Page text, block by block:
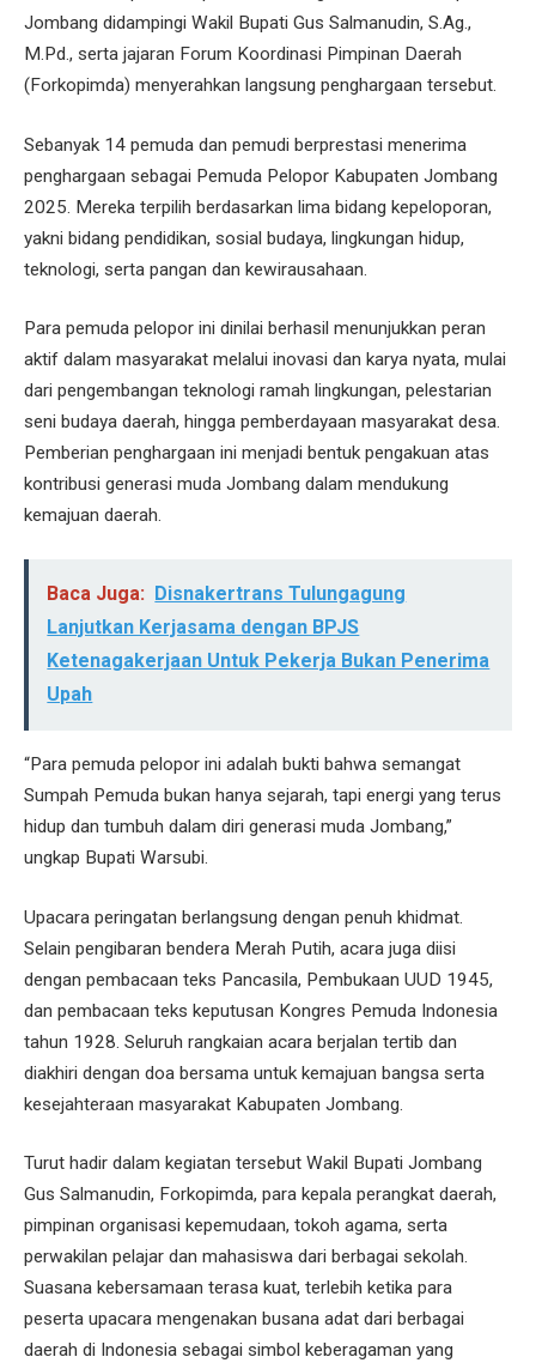
Jombang didampingi Wakil Bupati Gus Salmanudin, S.Ag.,
M.Pd., serta jajaran Forum Koordinasi Pimpinan Daerah
(Forkopimda) menyerahkan langsung penghargaan tersebut.
Sebanyak 14 pemuda dan pemudi berprestasi menerima
penghargaan sebagai Pemuda Pelopor Kabupaten Jombang
2025. Mereka terpilih berdasarkan lima bidang kepeloporan,
yakni bidang pendidikan, sosial budaya, lingkungan hidup,
teknologi, serta pangan dan kewirausahaan.
Para pemuda pelopor ini dinilai berhasil menunjukkan peran
aktif dalam masyarakat melalui inovasi dan karya nyata, mulai
dari pengembangan teknologi ramah lingkungan, pelestarian
seni budaya daerah, hingga pemberdayaan masyarakat desa.
Pemberian penghargaan ini menjadi bentuk pengakuan atas
kontribusi generasi muda Jombang dalam mendukung
kemajuan daerah.
Baca Juga:
Disnakertrans Tulungagung
Lanjutkan Kerjasama dengan BPJS
Ketenagakerjaan Untuk Pekerja Bukan Penerima
Upah
“Para pemuda pelopor ini adalah bukti bahwa semangat
Sumpah Pemuda bukan hanya sejarah, tapi energi yang terus
hidup dan tumbuh dalam diri generasi muda Jombang,”
ungkap Bupati Warsubi.
Upacara peringatan berlangsung dengan penuh khidmat.
Selain pengibaran bendera Merah Putih, acara juga diisi
dengan pembacaan teks Pancasila, Pembukaan UUD 1945,
dan pembacaan teks keputusan Kongres Pemuda Indonesia
tahun 1928. Seluruh rangkaian acara berjalan tertib dan
diakhiri dengan doa bersama untuk kemajuan bangsa serta
kesejahteraan masyarakat Kabupaten Jombang.
Turut hadir dalam kegiatan tersebut Wakil Bupati Jombang
Gus Salmanudin, Forkopimda, para kepala perangkat daerah,
pimpinan organisasi kepemudaan, tokoh agama, serta
perwakilan pelajar dan mahasiswa dari berbagai sekolah.
Suasana kebersamaan terasa kuat, terlebih ketika para
peserta upacara mengenakan busana adat dari berbagai
daerah di Indonesia sebagai simbol keberagaman yang